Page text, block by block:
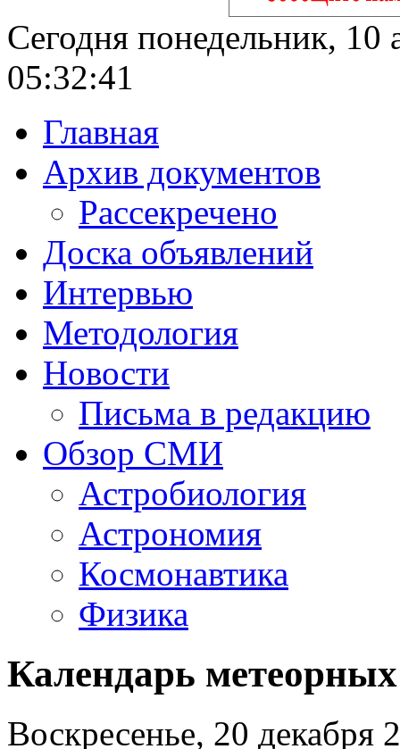
Сегодня понедельник, 10
05:32:42
Главная
Архив документов
Рассекречено
Доска объявлений
Интервью
Методология
Новости
Письма в редакцию
Обзор СМИ
Астробиология
Астрономия
Космонавтика
Физика
Календарь
Воскресенье, 20 декабря